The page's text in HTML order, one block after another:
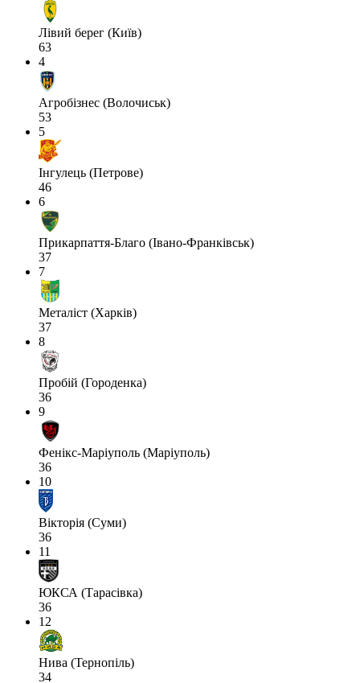
Лівий берег (Київ)
63
4
Агробізнес (Волочиськ)
53
5
Інгулець (Петрове)
46
6
Прикарпаття-Благо (Івано-Франківськ)
37
7
Металіст (Харків)
37
8
Пробій (Городенка)
36
9
Фенікс-Маріуполь (Маріуполь)
36
10
Вікторія (Суми)
36
11
ЮКСА (Тарасівка)
36
12
Нива (Тернопіль)
34